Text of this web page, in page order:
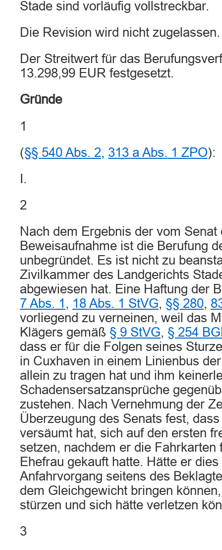
Stade sind vorläufig vollstreckbar.
Die Revision wird nicht zugelassen.
Der Streitwert für das
13.298,99 EUR festgesetzt.
Gründe
1
(§§ 540 Abs. 2, 313 a Abs. 1 ZPO):
I.
2
Nach dem Ergebnis der vom Senat
Beweisaufnahme ist die Berufung
unbegründet. Es ist nicht zu
Zivilkammer des Landgerichts
abgewiesen hat. Eine Haftung der
7 Abs. 1 , 18 Abs. 1 StVG, §§ 280,
vorliegend zu verneinen, weil das
Klägers gemäß § 9 StVG, § 254
dass er für die Folgen seines
in Cuxhaven in einem Linienbus
allein zu tragen hat und ihm
Schadensersatzansprüche
zustehen. Nach Vernehmung der
Überzeugung des Senats fest,
versäumt hat, sich auf den ersten
setzen, nachdem er die Fahrkarten
Ehefrau gekauft hatte. Hätte er
Anfahrvorgang seitens des
dem Gleichgewicht bringen
stürzen und sich hätte verletzen
3